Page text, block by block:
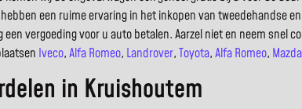
een ruime ervaring in het inkopen van tweedehandse
vergoeding voor u auto betalen. Aarzel niet en neem snel
Iveco,Alfa Romeo, Landrover,Toyota,Alfa Romeo, Mazda
in Kruishoutem